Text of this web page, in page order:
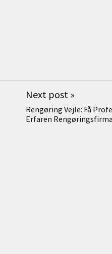
Next post »
Rengøring Vejle: Få
Erfaren